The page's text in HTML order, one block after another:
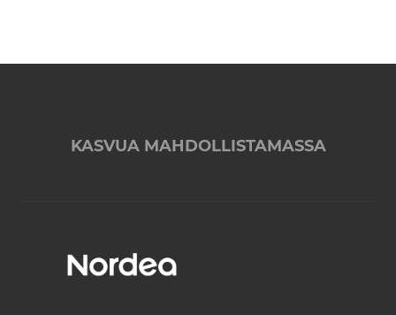
KASVUA MAHDOLLISTAMASSA